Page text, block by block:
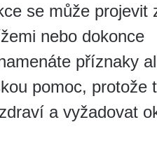
se může projevit
nebo dokonce
příznaky
pomoc, protože
a vyžadovat